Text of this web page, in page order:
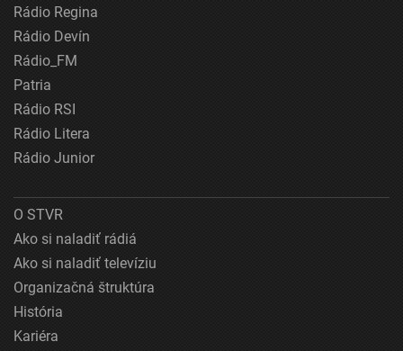
Rádio Regina
Rádio Devín
Rádio_FM
Patria
Rádio RSI
Rádio Litera
Rádio Junior
O STVR
Ako si naladiť rádiá
Ako si naladiť televíziu
Organizačná štruktúra
História
Kariéra